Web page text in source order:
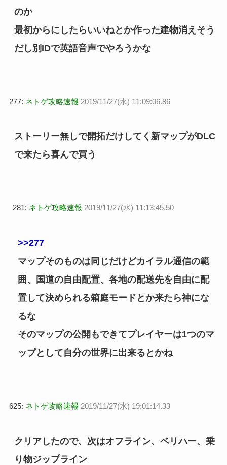
のか
最初からにしたらいいねとか作った建物消えそう
だし別IDで英語音声でやろうかな
277: ネトゲ攻略速報 2019/11/27(水) 11:09:06.86
ストーリー無しで開拓だけしてく新マップがDLC
で来たら喜んで買う
281: ネトゲ攻略速報 2019/11/27(水) 11:13:45.50
>>277
マップそのものは同じだけどカイラル通信の範
囲、国道の自由配置、各地の配送先を自由に配
置して決められる箱庭モードとか来たら神にな
るな
そのマップの公開もできてプレイヤーは1つのマ
ップとして自分の世界に出来るとかね
625: ネトゲ攻略速報 2019/11/27(水) 19:01:14.33
クリアしたので、次はオフライン、ベリハー、乗
り物ジップライン